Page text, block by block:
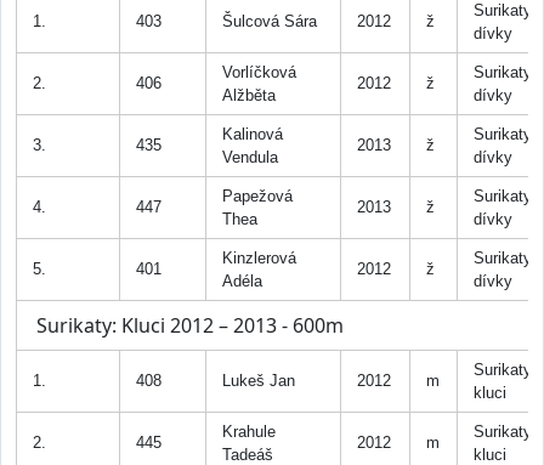
1. 403 Šulcová Sára 2012 ž
Surikaty
dívky
2. 406
Vorlíčková
Alžběta
2012 ž
Surikaty
dívky
3. 435
Kalinová
Vendula
2013 ž
Surikaty
dívky
4. 447
Papežová
Thea
2013 ž
Surikaty
dívky
5. 401
Kinzlerová
Adéla
2012 ž
Surikaty
dívky
Surikaty: Kluci 2012 – 2013 - 600m
1. 408 Lukeš Jan 2012 m
Surikaty
kluci
2. 445
Krahule
Tadeáš
2012 m
Surikaty
kluci